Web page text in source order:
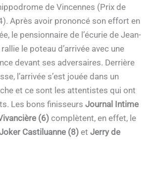
de Vincennes (Prix de
Après avoir prononcé son effort en
le pensionnaire de l’écurie de Jean-
le poteau d’arrivée avec une
devant ses adversaires. Derrière
l’arrivée s’est jouée dans un
et ce sont les attentistes qui ont
Les bons finisseurs Journal Intime
(6) complètent, en effet, le
Castiluanne (8) et Jerry de